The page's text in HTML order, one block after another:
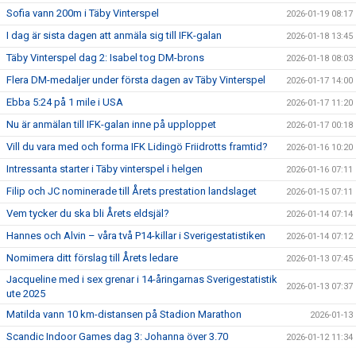
Sofia vann 200m i Täby Vinterspel 2026-01-19 08:17
I dag är sista dagen att anmäla sig till IFK-galan 2026-01-18 13:45
Täby Vinterspel dag 2: Isabel tog DM-brons 2026-01-18 08:03
Flera DM-medaljer under första dagen av Täby Vinterspel 2026-01-17 14:00
Ebba 5:24 på 1 mile i USA 2026-01-17 11:20
Nu är anmälan till IFK-galan inne på upploppet 2026-01-17 00:18
Vill du vara med och forma IFK Lidingö Friidrotts framtid? 2026-01-16 10:20
Intressanta starter i Täby vinterspel i helgen 2026-01-16 07:11
Filip och JC nominerade till Årets prestation landslaget 2026-01-15 07:11
Vem tycker du ska bli Årets eldsjäl? 2026-01-14 07:14
Hannes och Alvin – våra två P14-killar i Sverigestatistiken 2026-01-14 07:12
Nomimera ditt förslag till Årets ledare 2026-01-13 07:45
Jacqueline med i sex grenar i 14-åringarnas Sverigestatistik
ute 2025
2026-01-13 07:37
Matilda vann 10 km-distansen på Stadion Marathon 2026-01-13
Scandic Indoor Games dag 3: Johanna över 3.70 2026-01-12 11:34